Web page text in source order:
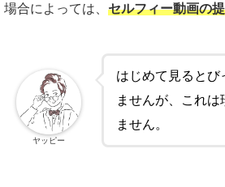
場合によっては、 セルフィー動画の
はじめて見ると
ませんが、これは
ません。
ヤッピー